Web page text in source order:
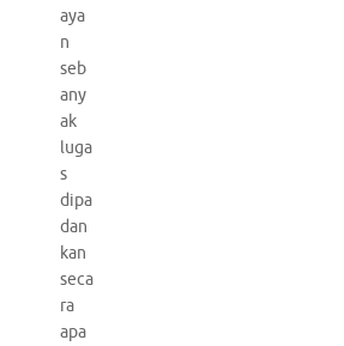
aya
n
seb
any
ak
luga
s
dipa
dan
kan
seca
ra
apa